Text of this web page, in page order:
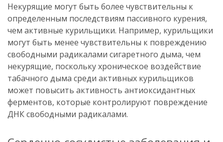
Некурящие могут быть более чувствительны к
определенным последствиям пассивного курения,
чем активные курильщики. Например, курильщики
могут быть менее чувствительны к повреждению
свободными радикалами сигаретного дыма, чем
некурящие, поскольку хроническое воздействие
табачного дыма среди активных курильщиков
может повысить активность антиоксидантных
ферментов, которые контролируют повреждение
ДНК свободными радикалами.